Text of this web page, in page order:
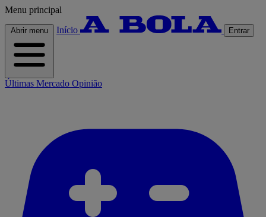
Menu principal
Abrir menu Início Entrar
Últimas Mercado Opinião